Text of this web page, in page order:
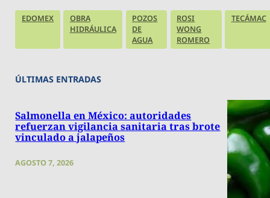
EDOMEX
OBRA
HIDRÁULICA
POZOS
DE
AGUA
ROSI
WONG
ROMERO
TECÁMAC
ÚLTIMAS ENTRADAS
Salmonella en México: autoridades
refuerzan vigilancia sanitaria tras brote
vinculado a jalapeños
AGOSTO 7, 2026